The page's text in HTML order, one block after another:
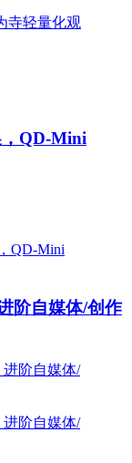
QD-Mini
阶自媒体/创作